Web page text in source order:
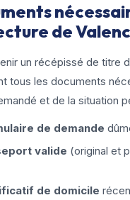
de
un récépissé de titre
tous les documents
et de la situation
de demande
valide (original et
de domicile